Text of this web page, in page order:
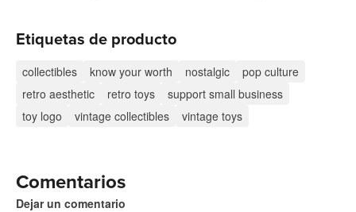
Etiquetas de producto
collectibles know your worth nostalgic
pop culture
retro aesthetic
retro toys
support small business
toy logo
vintage collectibles vintage toys
Comentarios
Dejar un comentario